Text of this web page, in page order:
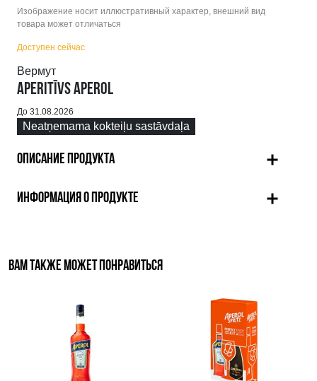
Изображение носит иллюстративный характер, внешний вид
товара может отличаться
Доступен сейчас
Вермут
APERITĪVS APEROL
До 31.08.2026
Neatņemama kokteiļu sastāvdaļa
ОПИСАНИЕ ПРОДУКТА
ИНФОРМАЦИЯ О ПРОДУКТЕ
ВАМ ТАКЖЕ МОЖЕТ ПОНРАВИТЬСЯ